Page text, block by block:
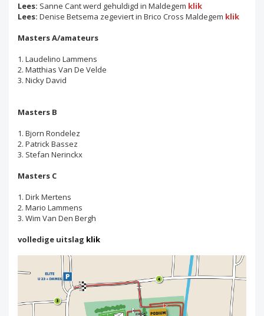
Lees: Sanne Cant werd gehuldigd in Maldegem klik
Lees: Denise Betsema zegeviert in Brico Cross Maldegem klik
Masters A/amateurs
1. Laudelino Lammens
2. Matthias Van De Velde
3. Nicky David
Masters B
1. Bjorn Rondelez
2. Patrick Bassez
3. Stefan Nerinckx
Masters C
1. Dirk Mertens
2. Mario Lammens
3. Wim Van Den Bergh
volledige uitslag klik